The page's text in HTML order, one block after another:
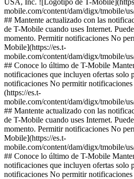
USA, Inc. ![Logotipo de T-
mobile.com/content/dam/digx/tmobile/
## Mantente actualizado con las
de T-Mobile cuando uses Internet.
momento. Permitir notificaciones No
Mobile](https://es.t-
mobile.com/content/dam/digx/tmobile/
## Conoce lo último de T-Mobile
notificaciones que incluyen ofertas solo
notificaciones No permitir
(https://es.t-
mobile.com/content/dam/digx/tmobile/
## Mantente actualizado con las
de T-Mobile cuando uses Internet.
momento. Permitir notificaciones No
Mobile](https://es.t-
mobile.com/content/dam/digx/tmobile/
## Conoce lo último de T-Mobile
notificaciones que incluyen ofertas solo
notificaciones No permitir notificaciones